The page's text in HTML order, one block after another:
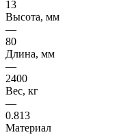
13
Высота, мм
—
80
Длина, мм
—
2400
Вес, кг
—
0.813
Материал